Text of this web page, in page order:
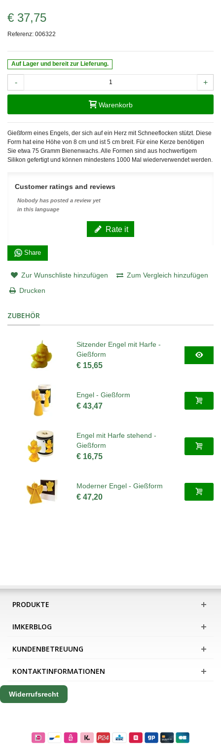
€ 37,75
Referenz: 006322
Auf Lager und bereit zur Lieferung.
- +
Warenkorb
Gießform eines Engels, der sich auf ein Herz mit Schneeflocken stützt. Diese
Form hat eine Höhe von 8 cm und ist 5 cm breit. Für eine Kerze benötigen
Sie etwa 75 Gramm Bienenwachs.Alle Formen sind aus hochwertigem
Silikon gefertigt und können mindestens 1000 Mal wiederverwendet werden.
Customer ratings and reviews
Nobody has posted a review yet
in this language
Rate it
Share
Zur Wunschliste hinzufügen
Zum Vergleich hinzufügen
Drucken
ZUBEHÖR
Sitzender Engel mit Harfe -
Gießform
€ 15,65
Engel - Gießform
€ 43,47
Engel mit Harfe stehend -
Gießform
€ 16,75
Moderner Engel - Gießform
€ 47,20
PRODUKTE
IMKERBLOG
KUNDENBETREUUNG
KONTAKTINFORMATIONEN
Widerrufsrecht